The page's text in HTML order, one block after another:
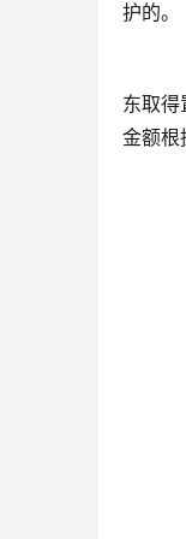
护的。
东取
金额根